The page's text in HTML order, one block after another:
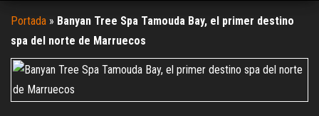
Portada » Banyan Tree Spa Tamouda Bay, el primer destino
spa del norte de Marruecos